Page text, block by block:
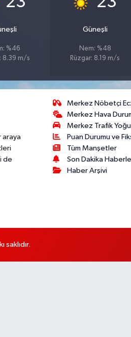
%46
8.39 m/s
Güneşli
Nem: %48
Rüzgar: 8.19 m/s
araya
de
Merkez Nöbetçi
Merkez Hava
Merkez Trafik
Puan Durumu ve
Tüm Manşetler
Son Dakika
Haber Arşivi